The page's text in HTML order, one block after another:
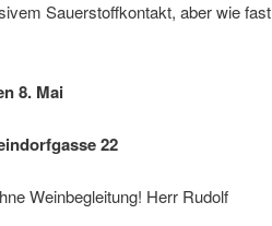
Sauerstoffkontakt, aber wie fast
8. Mai
22
Weinbegleitung! Herr Rudolf